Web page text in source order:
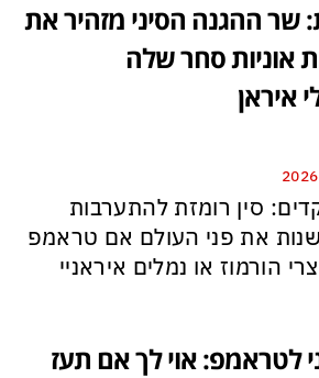
של מצר הורמוז – אם טראמפ יאשר המלחמה
מי היה מאמין שבאר שבע תנצח את הכוכב האדום?
נשאר רק עם ציוצי האיום המגוחכים שלא מזיזים
מכנסים פגישת ״כיפה אדומה״ לנתניהו בנושא
שר ההגנה הסיני מזהיר את
אוניות סחר שלה
איראן
סין רומזת להתערבות
את פני העולם אם טראמפ
הורמוז או נמלים איראניי
לטראמפ: אוי לך אם תעז